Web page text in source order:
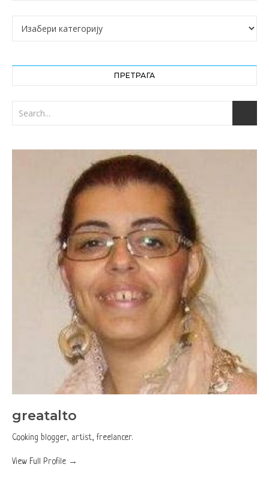
Категорије
ПРЕТРАГА
greatalto
Cooking blogger, artist, freelancer.
View Full Profile →